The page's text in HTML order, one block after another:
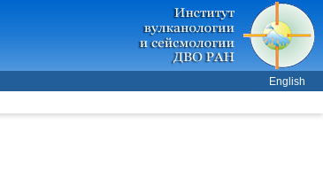
English